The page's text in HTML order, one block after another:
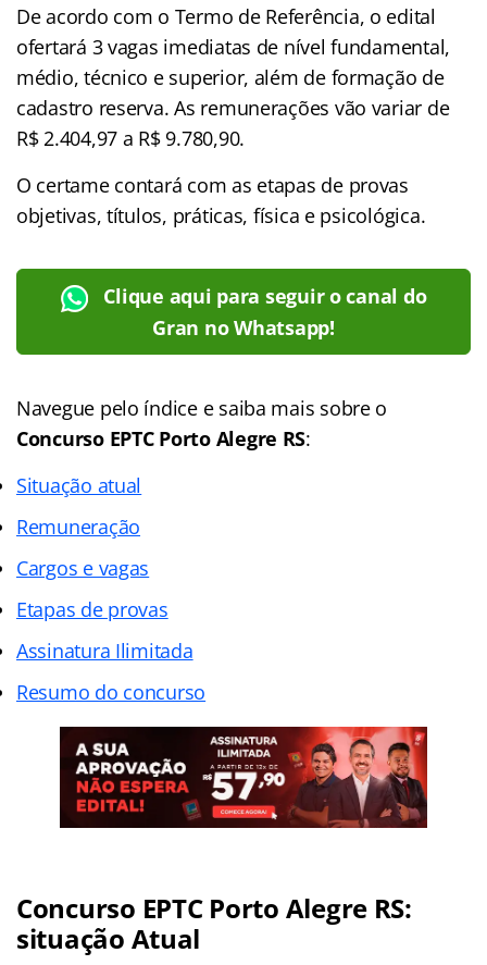
De acordo com o Termo de Referência, o edital
ofertará 3 vagas imediatas de nível fundamental,
médio, técnico e superior, além de formação de
cadastro reserva. As remunerações vão variar de
R$ 2.404,97 a R$ 9.780,90.
O certame contará com as etapas de provas
objetivas, títulos, práticas, física e psicológica.
Clique aqui para seguir o canal do
Gran no Whatsapp!
Navegue pelo índice e saiba mais sobre o
Concurso EPTC Porto Alegre RS:
Situação atual
Remuneração
Cargos e vagas
Etapas de provas
Assinatura Ilimitada
Resumo do concurso
Concurso EPTC Porto Alegre RS:
situação Atual